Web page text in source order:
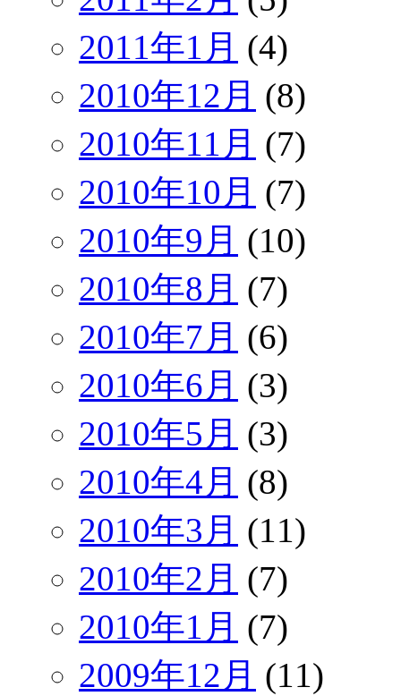
2011年1月 (4)
2010年12月 (8)
2010年11月 (7)
2010年10月 (7)
2010年9月 (10)
2010年8月 (7)
2010年7月 (6)
2010年6月 (3)
2010年5月 (3)
2010年4月 (8)
2010年3月 (11)
2010年2月 (7)
2010年1月 (7)
2009年12月 (11)